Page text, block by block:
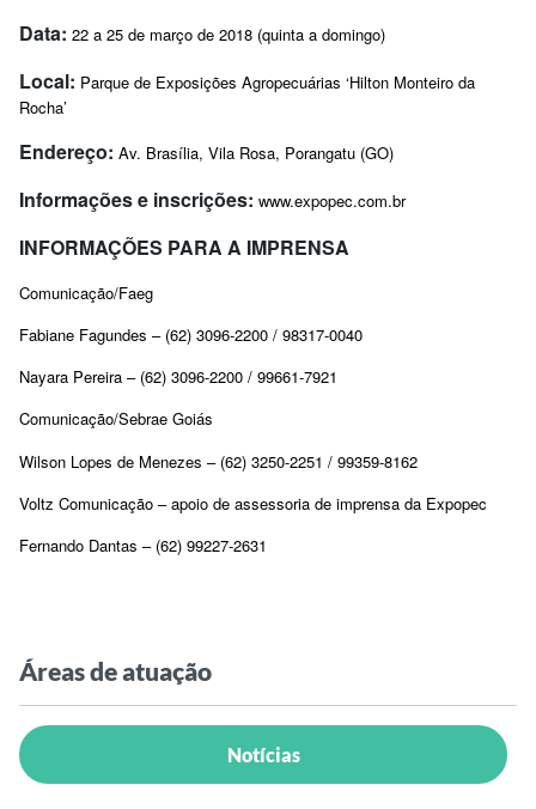
Data: 22 a 25 de março de 2018 (quinta a domingo)
Local: Parque de Exposições Agropecuárias ‘Hilton Monteiro da
Rocha’
Endereço: Av. Brasília, Vila Rosa, Porangatu (GO)
Informações e inscrições: www.expopec.com.br
INFORMAÇÕES PARA A IMPRENSA
Comunicação/Faeg
Fabiane Fagundes – (62) 3096-2200 / 98317-0040
Nayara Pereira – (62) 3096-2200 / 99661-7921
Comunicação/Sebrae Goiás
Wilson Lopes de Menezes – (62) 3250-2251 / 99359-8162
Voltz Comunicação – apoio de assessoria de imprensa da Expopec
Fernando Dantas – (62) 99227-2631
Áreas de atuação
Notícias